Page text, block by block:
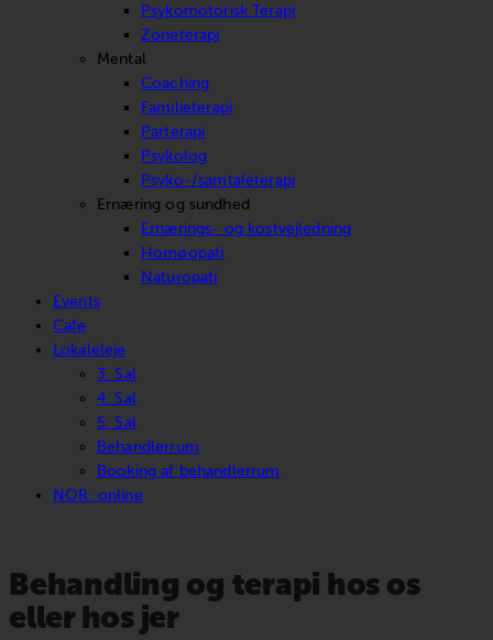
Psykomotorisk Terapi
Zoneterapi
Mental
Coaching
Familieterapi
Parterapi
Psykolog
Psyko-/samtaleterapi
Ernæring og sundhed
Ernærings- og kostvejledning
Homøopati
Naturopati
Events
Cafe
Lokaleleje
3. Sal
4. Sal
5. Sal
Behandlerrum
Booking af behandlerrum
NOR: online
Behandling og terapi hos os
eller hos jer